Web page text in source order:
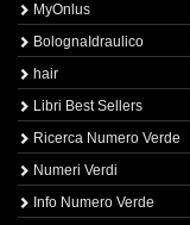
MyOnlus
BolognaIdraulico
hair
Libri Best Sellers
Ricerca Numero Verde
Numeri Verdi
Info Numero Verde